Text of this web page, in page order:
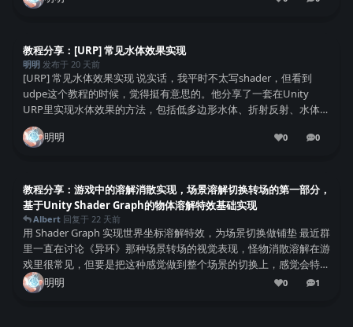
教程分享：[URP] 常见水体效果实现
明明发布于 20 天前
[URP] 常见水体效果实现 说实话，我平时不太写shader，但看到
udpe这个教程的时候，觉得挺有意思的。他分享了一套在Unity
URP里实现水体效果的方法，包括低多边形水体、折射反射、水体交
互这些。虽然是基础实现，没怎么扣优化，但够用了。 环境准备 他
用的Unity 20...
明明 0 0
0条回复
教程分享：游戏中的溶解消散实现，场景溶解切换转场的第一部分，
基于Unity Shader Graph的物体溶解特效基础实现
Albert回复于 22 天前
用 Shader Graph 实现世界坐标溶解特效，为场景切换做铺垫 最近群
里一直在讨论《异环》那种场景转场的视觉表现，怪物消散溶解在游
戏里很常见，但要是把这种感觉做到整个场景的切换上，感觉会特别
带感。刚好看到 Nowpaper 分享了一个基于 Unity Shader Grap...
明明 0 1
1 条回复